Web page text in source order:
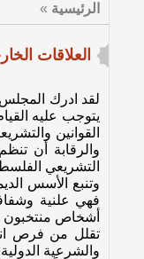
الرئيسية »
العلاقات
يتوجب عليه
القوانين
والرقابة أن
التشريعي
وتنبع الأسس
فهي علنية
أشخاص منتخبون
تقلل من فرص
والشرعية